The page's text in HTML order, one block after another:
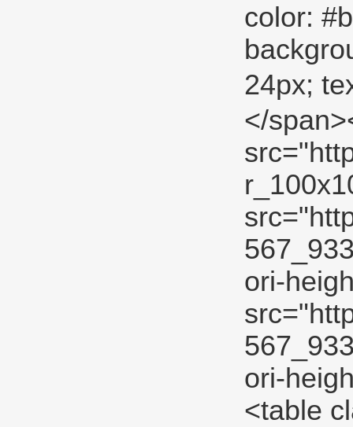
color:
24px;
</
ori-
ori-
<table